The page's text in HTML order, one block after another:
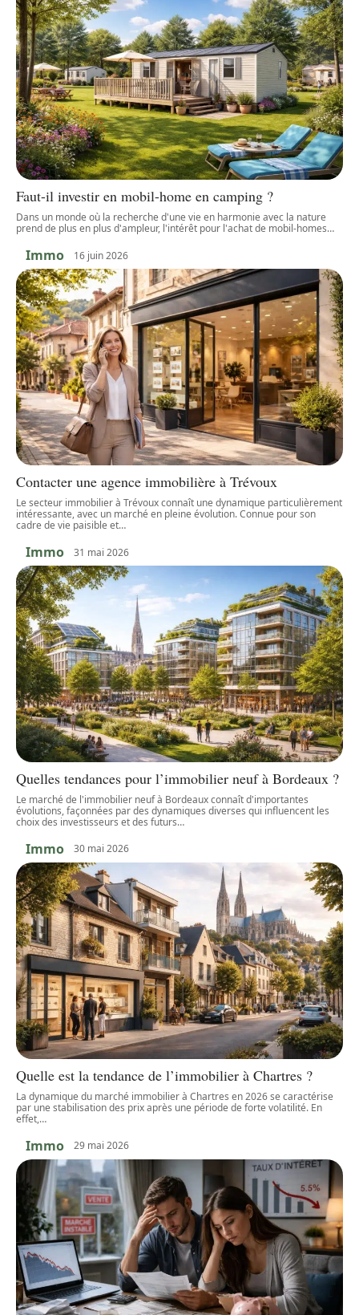
Faut-il investir en mobil-home en camping ?
Dans un monde où la recherche d'une vie en harmonie avec la nature
prend de plus en plus d'ampleur, l'intérêt pour l'achat de mobil-homes…
Immo 16 juin 2026
Contacter une agence immobilière à Trévoux
Le secteur immobilier à Trévoux connaît une dynamique particulièrement
intéressante, avec un marché en pleine évolution. Connue pour son
cadre de vie paisible et…
Immo 31 mai 2026
Quelles tendances pour l’immobilier neuf à Bordeaux ?
Le marché de l'immobilier neuf à Bordeaux connaît d'importantes
évolutions, façonnées par des dynamiques diverses qui influencent les
choix des investisseurs et des futurs…
Immo 30 mai 2026
Quelle est la tendance de l’immobilier à Chartres ?
La dynamique du marché immobilier à Chartres en 2026 se caractérise
par une stabilisation des prix après une période de forte volatilité. En
effet,…
Immo 29 mai 2026